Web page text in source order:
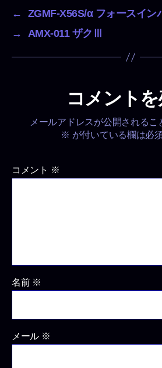
←
ZGMF-X56S/α フォースイン
→
AMX-011 ザクⅢ
コメント
メールアドレスが公開されるこ
※ が付いている欄は必
コメント ※
名前 ※
メール ※